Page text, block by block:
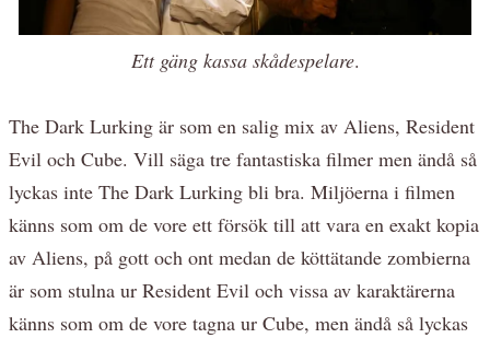
Ett gäng kassa skådespelare.
The Dark Lurking är som en salig mix av Aliens, Resident
Evil och Cube. Vill säga tre fantastiska filmer men ändå så
lyckas inte The Dark Lurking bli bra. Miljöerna i filmen
känns som om de vore ett försök till att vara en exakt kopia
av Aliens, på gott och ont medan de köttätande zombierna
är som stulna ur Resident Evil och vissa av karaktärerna
känns som om de vore tagna ur Cube, men ändå så lyckas